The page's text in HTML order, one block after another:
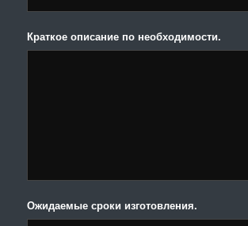
Краткое описание по необходимости.
Ожидаемые сроки изготовления.